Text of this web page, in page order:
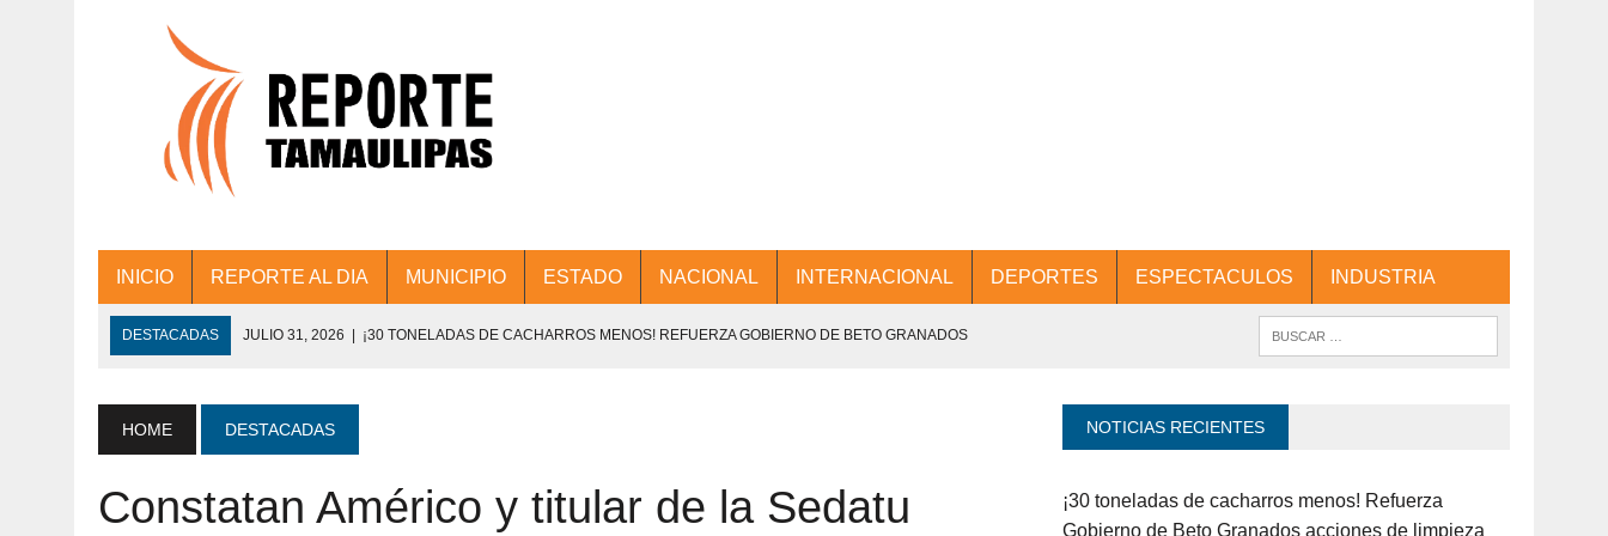
INICIO REPORTE AL DIA MUNICIPIO ESTADO NACIONAL INTERNACIONAL DEPORTES ESPECTACULOS INDUSTRIA
DESTACADAS JULIO 31, 2026 | ¡30 TONELADAS DE CACHARROS MENOS! REFUERZA GOBIERNO DE BETO GRANADOS
JULIO 30, 2026 | 💧🚰 ¡AGUA PARA LA COMUNIDAD!
JULIO 30, 2026 ¡TRABAJO EN EQUIPO Y RESULTADOS! ENCABEZA BETO GRANADOS MESA DE TRABAJO CON PRESIDENTES
HOME DESTACADAS
Constatan Américo y titular de la Sedatu
NOTICIAS RECIENTES
¡30 toneladas de cacharros menos! Refuerza
Gobierno de Beto Granados acciones de limpieza